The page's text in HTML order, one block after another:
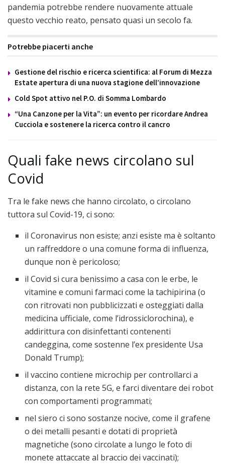
pandemia potrebbe rendere nuovamente attuale
questo vecchio reato, pensato quasi un secolo fa.
Potrebbe piacerti anche
Gestione del rischio e ricerca scientifica: al Forum di Mezza
Estate apertura di una nuova stagione dell’innovazione
Cold Spot attivo nel P.O. di Somma Lombardo
“Una Canzone per la Vita”: un evento per ricordare Andrea
Cucciola e sostenere la ricerca contro il cancro
Quali fake news circolano sul
Covid
Tra le fake news che hanno circolato, o circolano
tuttora sul Covid-19, ci sono:
il Coronavirus non esiste; anzi esiste ma è soltanto
un raffreddore o una comune forma di influenza,
dunque non è pericoloso;
il Covid si cura benissimo a casa con le erbe, le
vitamine e comuni farmaci come la tachipirina (o
con ritrovati non pubblicizzati e osteggiati dalla
medicina ufficiale, come l’idrossiclorochina), e
addirittura con disinfettanti contenenti
candeggina, come sostenne l’ex presidente Usa
Donald Trump);
il vaccino contiene microchip per controllarci a
distanza, con la rete 5G, e farci diventare dei robot
con comportamenti programmati;
nel siero ci sono sostanze nocive, come il grafene
o dei metalli pesanti e dotati di proprietà
magnetiche (sono circolate a lungo le foto di
monete attaccate al braccio dei vaccinati);